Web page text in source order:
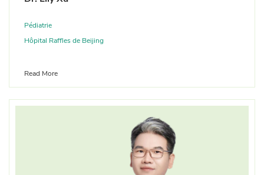
Pédiatrie
Hôpital Raffles de Beijing
Read More